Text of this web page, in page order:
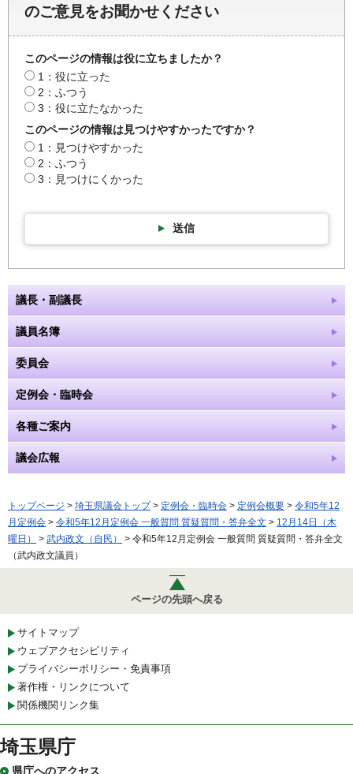
のご意見をお聞かせください
このページの情報は役に立ちましたか？
1：役に立った
2：ふつう
3：役に立たなかった
このページの情報は見つけやすかったですか？
1：見つけやすかった
2：ふつう
3：見つけにくかった
送信
議長・副議長
議員名簿
委員会
定例会・臨時会
各種ご案内
議会広報
トップページ > 埼玉県議会トップ> 定例会・臨時会 > 定例会概要 > 令和5年12
月定例会 > 令和5年12月定例会 一般質問 質疑質問・答弁全文 > 12月14日（木
曜日）
> 武内政文（自民）
> 令和5年12月定例会 一般質問 質疑質問・答弁全文
（武内政文議員）
ページの先頭へ戻る
サイトマップ
ウェブアクセシビリティ
プライバシーポリシー・免責事項
著作権・リンクについて
関係機関リンク集
埼玉県庁
県庁へのアクセス